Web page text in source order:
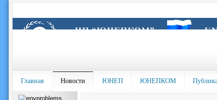
Главная Новости ЮНЕП ЮНЕПКОМ